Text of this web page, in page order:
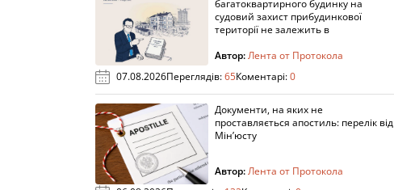
багатоквартирного будинку на
судовий захист прибудинкової
території не залежить в
Автор:Лента от Протокола
07.08.2026Переглядів:65Коментарі:0
Документи, на яких не
проставляється апостиль: перелік від
Мін’юсту
Автор:Лента от Протокола